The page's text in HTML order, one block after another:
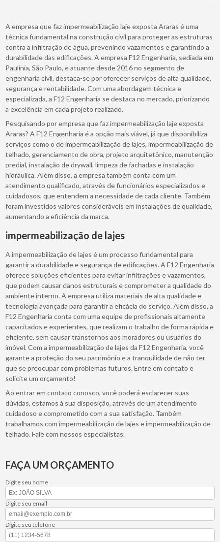
A empresa que faz impermeabilização laje exposta Araras é uma
técnica fundamental na construção civil para proteger as estruturas
contra a infiltração de água, prevenindo vazamentos e garantindo a
durabilidade das edificações. A empresa F12 Engenharia, sediada em
Paulínia, São Paulo, e atuante desde 2016 no segmento de
engenharia civil, destaca-se por oferecer serviços de alta qualidade,
segurança e rentabilidade. Com uma abordagem técnica e
especializada, a F12 Engenharia se destaca no mercado, priorizando
a excelência em cada projeto realizado.
Pesquisando por empresa que faz impermeabilização laje exposta
Araras? A F12 Engenharia é a opção mais viável, já que disponibiliza
serviços como o de impermeabilização de lajes, impermeabilização de
telhado, gerenciamento de obra, projeto arquitetônico, manutenção
predial, instalação de drywall, limpeza de fachadas e instalação
hidráulica. Além disso, a empresa também conta com um
atendimento qualificado, através de funcionários especializados e
cuidadosos, que entendem a necessidade de cada cliente. Também
foram investidos valores consideráveis em instalações de qualidade,
aumentando a eficiência da marca.
impermeabilização de lajes
A impermeabilização de lajes é um processo fundamental para
garantir a durabilidade e segurança de edificações. A F12 Engenharia
oferece soluções eficientes para evitar infiltrações e vazamentos,
que podem causar danos estruturais e comprometer a qualidade do
ambiente interno. A empresa utiliza materiais de alta qualidade e
tecnologia avançada para garantir a eficácia do serviço. Além disso, a
F12 Engenharia conta com uma equipe de profissionais altamente
capacitados e experientes, que realizam o trabalho de forma rápida e
eficiente, sem causar transtornos aos moradores ou usuários do
imóvel. Com a impermeabilização de lajes da F12 Engenharia, você
garante a proteção do seu patrimônio e a tranquilidade de não ter
que se preocupar com problemas futuros. Entre em contato e
solicite um orçamento!
Ao entrar em contato conosco, você poderá esclarecer suas
dúvidas, estamos à sua disposição, através de um atendimento
cuidadoso e comprometido com a sua satisfação. Também
trabalhamos com impermeabilização de lajes e impermeabilização de
telhado. Fale com nossos especialistas.
FAÇA UM ORÇAMENTO
Digite seu nome
Digite seu email
Digite seu telefone